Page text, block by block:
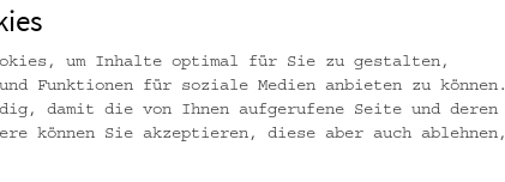
Fischka / Kramar
um Inhalte optimal für Sie zu gestalten,
Funktionen für soziale Medien anbieten zu können.
damit die von Ihnen aufgerufene Seite und deren
können Sie akzeptieren, diese aber auch ablehnen,